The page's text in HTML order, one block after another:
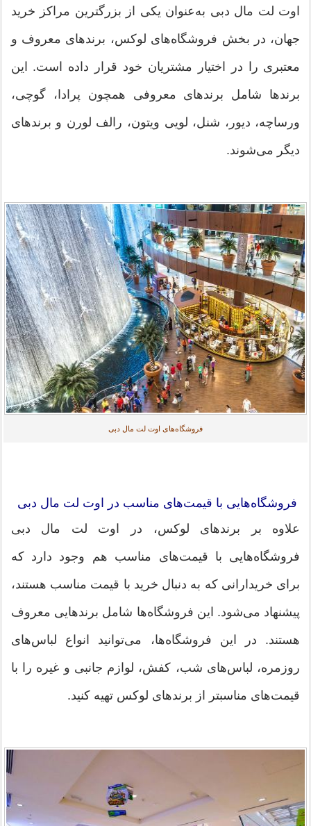
اوت لت مال دبی به‌عنوان یکی از بزرگترین مراکز خرید
جهان، در بخش فروشگاه‌های لوکس، برندهای معروف و
معتبری را در اختیار مشتریان خود قرار داده است. این
برندها شامل برندهای معروفی همچون پرادا، گوچی،
ورساچه، دیور، شنل، لویی ویتون، رالف لورن و برندهای
دیگر می‌شوند.
فروشگاه‌های اوت لت مال دبی
فروشگاه‌هایی با قیمت‌های مناسب در اوت لت مال دبی
علاوه بر برندهای لوکس، در اوت لت مال دبی
فروشگاه‌هایی با قیمت‌های مناسب هم وجود دارد که
برای خریدارانی که به دنبال خرید با قیمت مناسب هستند،
پیشنهاد می‌شود. این فروشگاه‌ها شامل برندهایی معروف
هستند. در این فروشگاه‌ها، می‌توانید انواع لباس‌های
روزمره، لباس‌های شب، کفش، لوازم جانبی و غیره را با
قیمت‌های مناسبتر از برندهای لوکس تهیه کنید.